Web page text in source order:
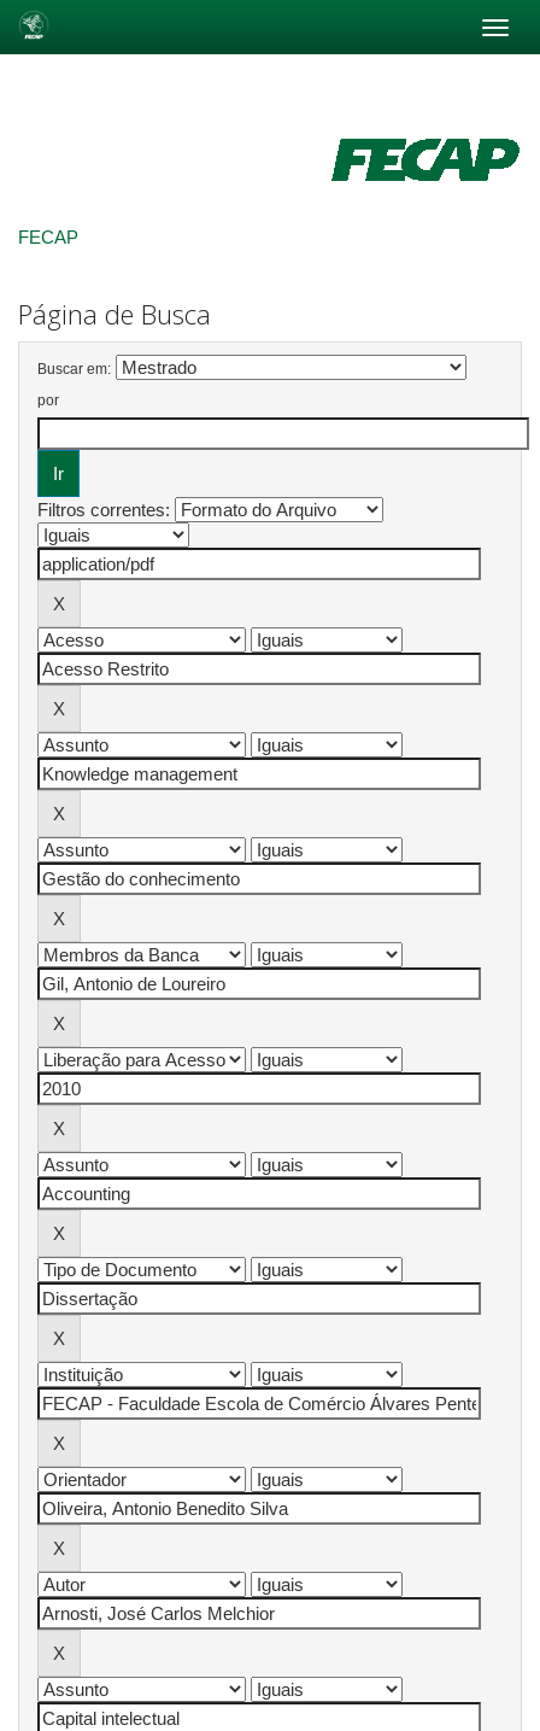
FECAP
Página de Busca
Buscar em:
por
Filtros correntes: